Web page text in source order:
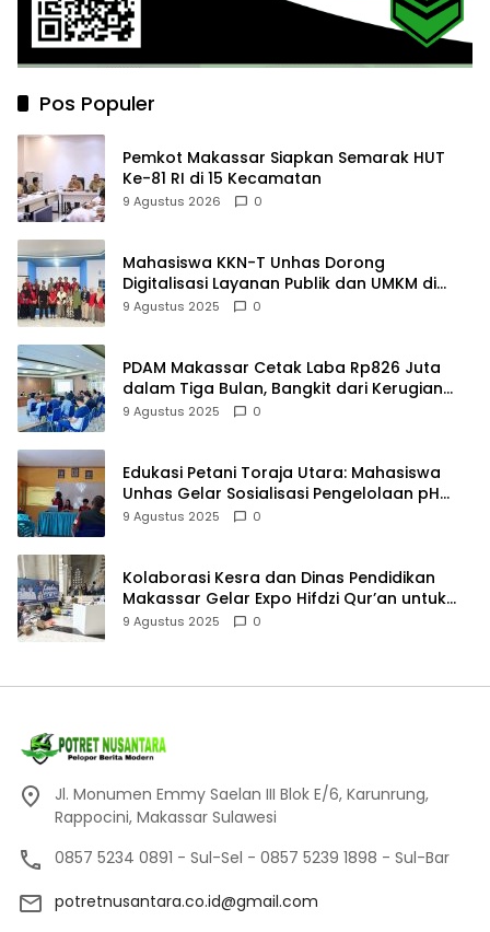
Pos Populer
Pemkot Makassar Siapkan Semarak HUT
Ke-81 RI di 15 Kecamatan
9 Agustus 2026 0
Mahasiswa KKN-T Unhas Dorong
Digitalisasi Layanan Publik dan UMKM di
Desa Moncongloe
9 Agustus 2025 0
PDAM Makassar Cetak Laba Rp826 Juta
dalam Tiga Bulan, Bangkit dari Kerugian
Rp5,2 Miliar
9 Agustus 2025 0
Edukasi Petani Toraja Utara: Mahasiswa
Unhas Gelar Sosialisasi Pengelolaan pH
Tanah
9 Agustus 2025 0
Kolaborasi Kesra dan Dinas Pendidikan
Makassar Gelar Expo Hifdzi Qur’an untuk
Pelajar SMP
9 Agustus 2025 0
Jl. Monumen Emmy Saelan III Blok E/6, Karunrung,
Rappocini, Makassar Sulawesi
0857 5234 0891 - Sul-Sel - 0857 5239 1898 - Sul-Bar
potretnusantara.co.id@gmail.com